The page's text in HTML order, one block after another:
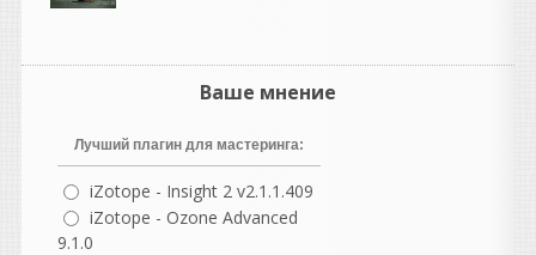
Nostalgia возвращается в
vangog171
написал 06.08.2026 в23:02
Ваше мнение
Лучший плагин для мастеринга:
iZotope - Insight 2 v2.1.1.409
iZotope - Ozone Advanced
9.1.0